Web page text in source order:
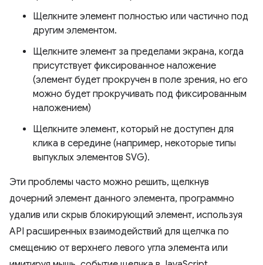
Щелкните элемент полностью или частично под
другим элементом.
Щелкните элемент за пределами экрана, когда
присутствует фиксированное наложение
(элемент будет прокручен в поле зрения, но его
можно будет прокручивать под фиксированным
наложением)
Щелкните элемент, который не доступен для
клика в середине (например, некоторые типы
выпуклых элементов SVG).
Эти проблемы часто можно решить, щелкнув
дочерний элемент данного элемента, программно
удалив или скрыв блокирующий элемент, используя
API расширенных взаимодействий для щелчка по
смещению от верхнего левого угла элемента или